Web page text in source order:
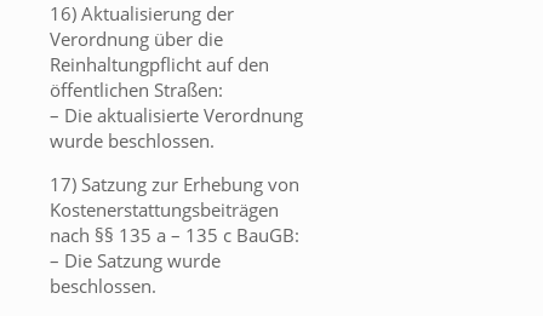
16) Aktualisierung der
Verordnung über die
Reinhaltungpflicht auf den
öffentlichen Straßen:
– Die aktualisierte Verordnung
wurde beschlossen.
17) Satzung zur Erhebung von
Kostenerstattungsbeiträgen
nach §§ 135 a – 135 c BauGB:
– Die Satzung wurde
beschlossen.